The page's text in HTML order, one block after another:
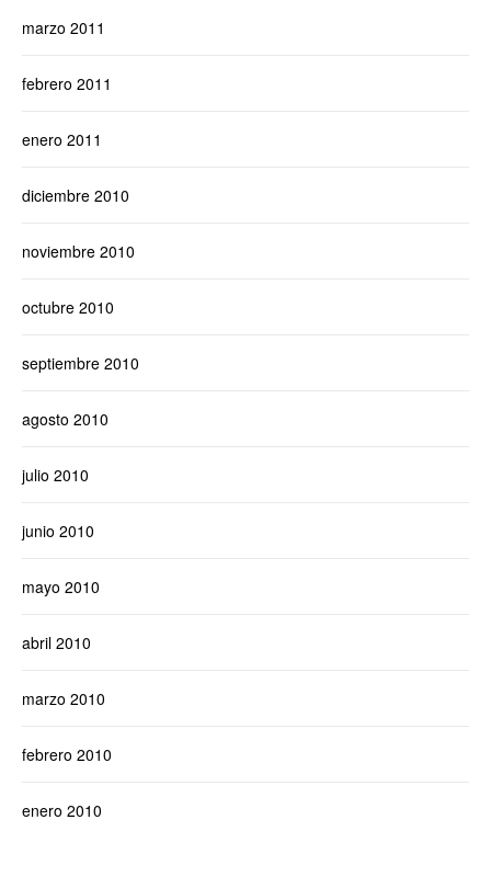
marzo 2011
febrero 2011
enero 2011
diciembre 2010
noviembre 2010
octubre 2010
septiembre 2010
agosto 2010
julio 2010
junio 2010
mayo 2010
abril 2010
marzo 2010
febrero 2010
enero 2010